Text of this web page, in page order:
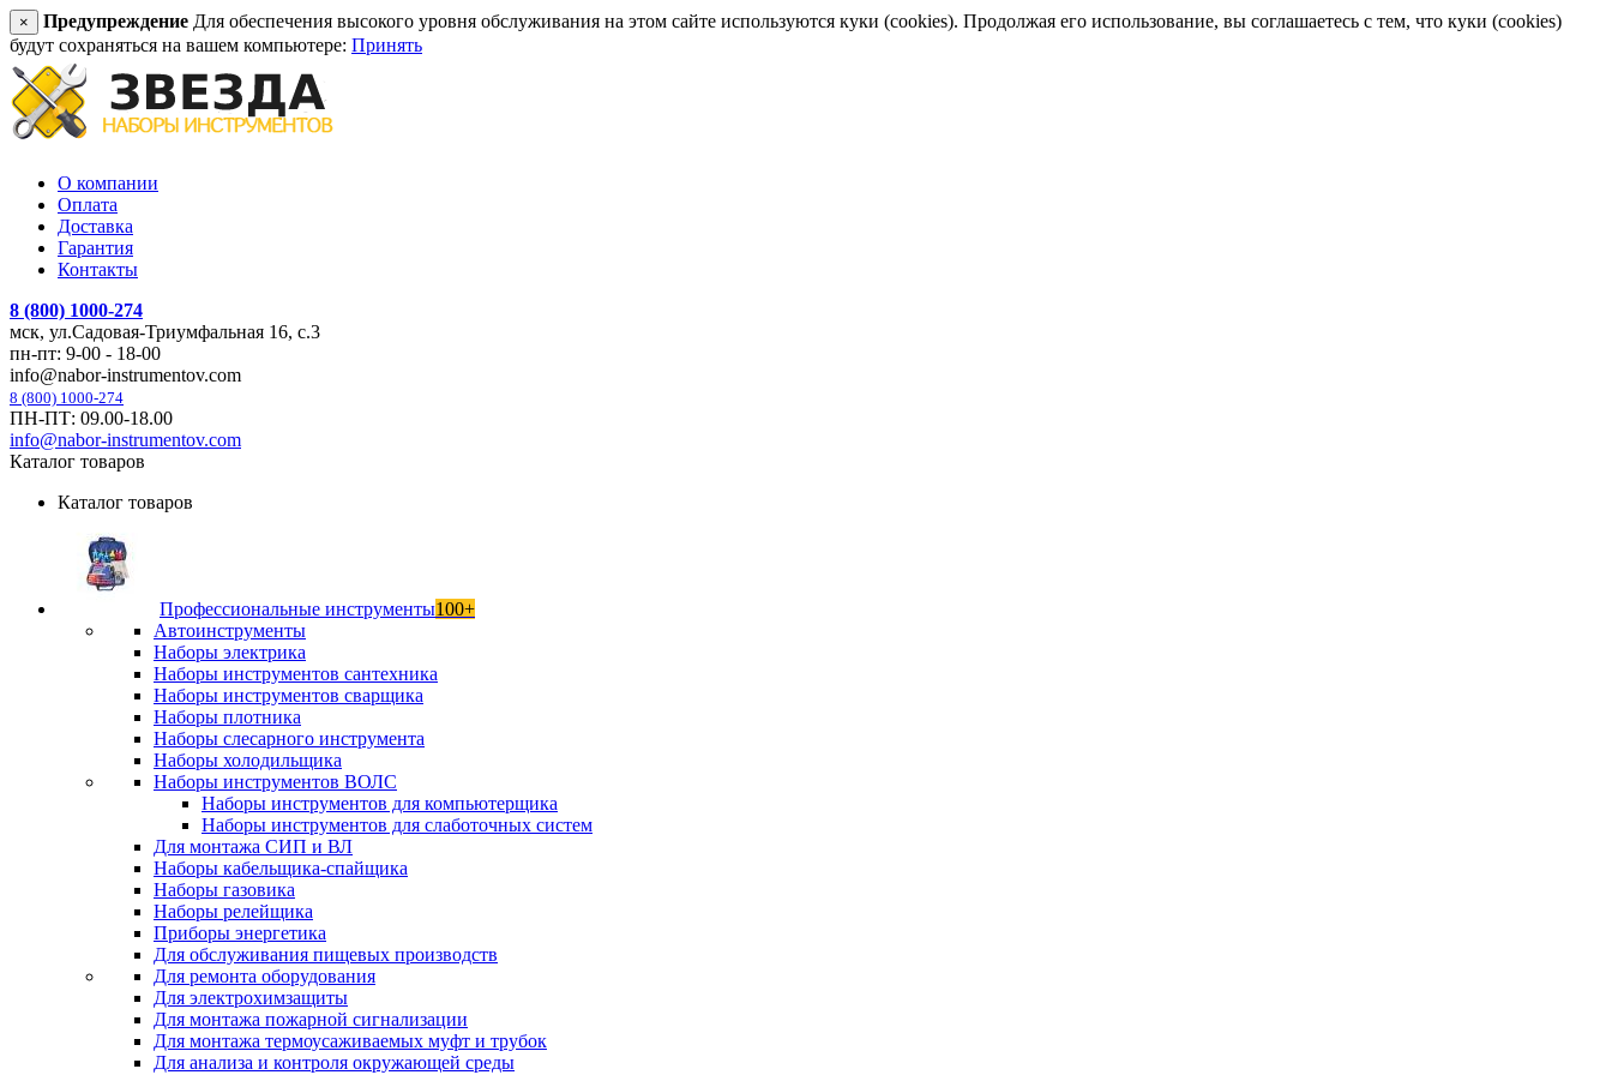
× Предупреждение Для обеспечения высокого уровня обслуживания на этом сайте используются куки (cookies). Продолжая его использование, вы соглашаетесь с тем, что куки (cookies)
будут сохраняться на вашем компьютере: Принять
О компании
Оплата
Доставка
Гарантия
Контакты
8 (800) 1000-274
мск, ул.Садовая-Триумфальная 16, с.3
пн-пт: 9-00 - 18-00
info@nabor-instrumentov.com
8 (800) 1000-274
ПН-ПТ: 09.00-18.00
info@nabor-instrumentov.com
Каталог товаров
Каталог товаров
Профессиональные инструменты100+
Автоинструменты
Наборы электрика
Наборы инструментов сантехника
Наборы инструментов сварщика
Наборы плотника
Наборы слесарного инструмента
Наборы холодильщика
Наборы инструментов ВОЛС
Наборы инструментов для компьютерщика
Наборы инструментов для слаботочных систем
Для монтажа СИП и ВЛ
Наборы кабельщика-спайщика
Наборы газовика
Наборы релейщика
Приборы энергетика
Для обслуживания пищевых производств
Для ремонта оборудования
Для электрохимзащиты
Для монтажа пожарной сигнализации
Для монтажа термоусаживаемых муфт и трубок
Для анализа и контроля окружающей среды